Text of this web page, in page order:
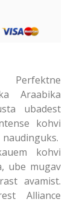
Perfektne
Araabika
ubadest
kohvi
kohvi
ube mugav
avamist.
Alliance